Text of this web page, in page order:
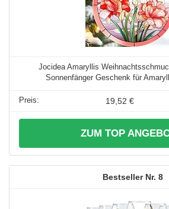
Jocidea Amaryllis
Sonnenfänger Geschenk für
19,52 €
ZUM TOP
8